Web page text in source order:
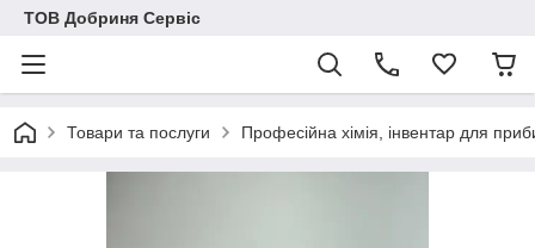
ТОВ Добриня Сервіс
Товари та послуги Професійна хімія, інвентар для